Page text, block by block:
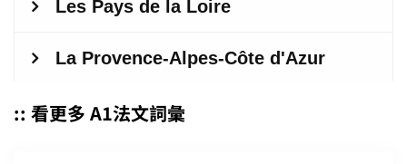
:: 看更多 A1法文詞彙